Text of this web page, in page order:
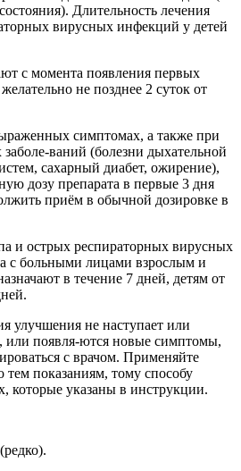
Длительность лечения
вирусных инфекций у детей
с момента появления первых
не позднее 2 суток от
симптомах, а также при
ваний (болезни дыхательной
сахарный диабет, ожирение),
дозу препарата в первые 3 дня
приём в обычной дозировке в
и острых респираторных вирусных
с больными лицами взрослым и
в течение 7 дней, детям от
улучшения не наступает или
или появля-ются новые симптомы,
с врачом. Применяйте
тем показаниям, тому способу
которые указаны в инструкции.